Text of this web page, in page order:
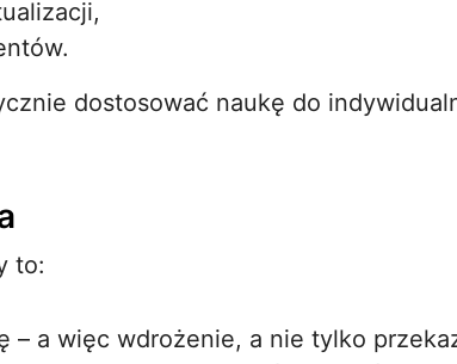
dostosować naukę do
to:
– a więc wdrożenie, a nie tylko